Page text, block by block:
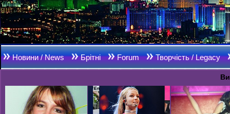
Новини / News Брітні Forum Творчість / Legacy